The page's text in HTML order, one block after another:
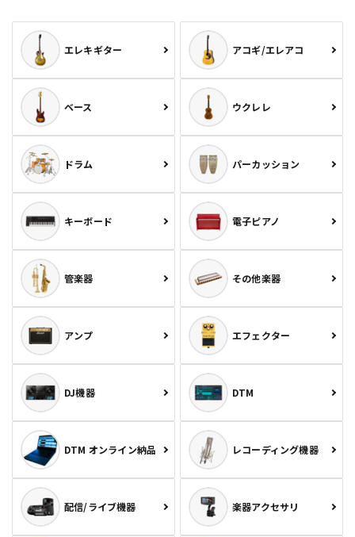
エレキギター アコギ/エレアコ
ベース ウクレレ
ドラム パーカッション
キーボード 電子ピアノ
管楽器 その他楽器
アンプ エフェクター
DJ機器 DTM
DTM オンライン納品 レコーディング機器
配信/ライブ機器 楽器アクセサリ